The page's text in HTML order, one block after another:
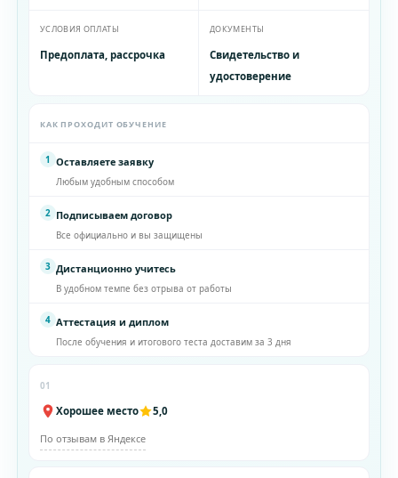
УСЛОВИЯ ОПЛАТЫ
Предоплата, рассрочка
ДОКУМЕНТЫ
Свидетельство и
удостоверение
КАК ПРОХОДИТ ОБУЧЕНИЕ
1 Оставляете заявку
Любым удобным способом
2 Подписываем договор
Все официально и вы защищены
3 Дистанционно учитесь
В удобном темпе без отрыва от работы
4 Аттестация и диплом
После обучения и итогового теста доставим за 3 дня
01
Хорошее место 5,0
По отзывам в Яндексе